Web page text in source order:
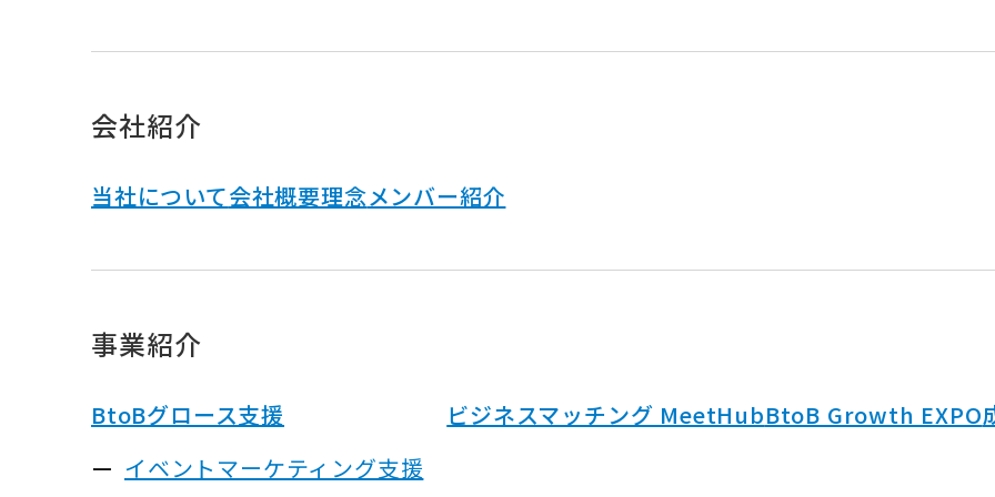
会社紹介
当社について会社概要理念メンバー紹介
事業紹介
BtoBグロース支援
イベントマーケティング支援
ビジネスマッチング MeetHubBtoB Growth EXPO